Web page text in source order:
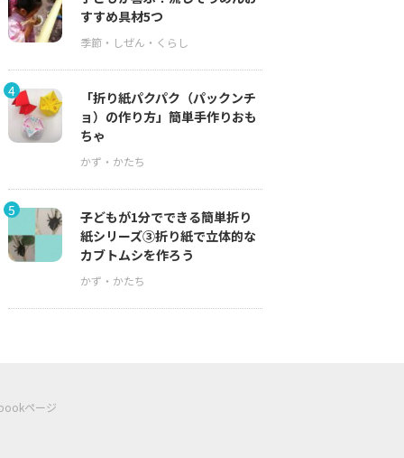
すすめ具材5つ
4
「折り紙パクパク（パックンチ
ョ）の作り方」簡単手作りおも
ちゃ
5
子どもが1分でできる簡単折り
紙シリーズ③折り紙で立体的な
カブトムシを作ろう
ページ